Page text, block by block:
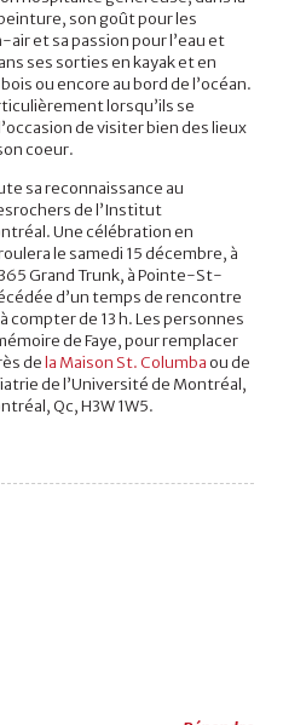
son goût pour les
et sa passion pour l’eau et
ses sorties en kayak et en
ou encore au bord de l’océan.
lorsqu’ils se
de visiter bien des lieux
coeur.
sa reconnaissance au
de l’Institut
Une célébration en
le samedi 15 décembre, à
Grand Trunk, à Pointe-St-
d’un temps de rencontre
compter de 13 h. Les personnes
de Faye, pour remplacer
dela Maison St. Columba ou de
de l’Université de Montréal,
Qc, H3W 1W5.